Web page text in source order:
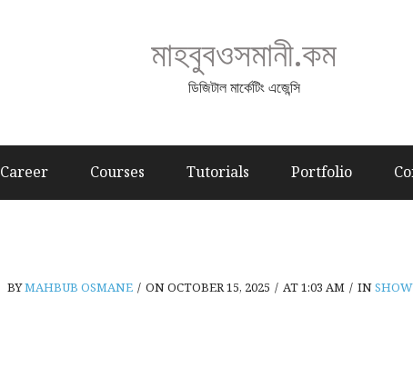
মাহবুবওসমানী.কম
ডিজিটাল মার্কেটিং এজেন্সি
Career Courses Tutorials Portfolio
BYMAHBUB OSMANE / ON OCTOBER 15, 2025 / AT 1:03 AM / IN